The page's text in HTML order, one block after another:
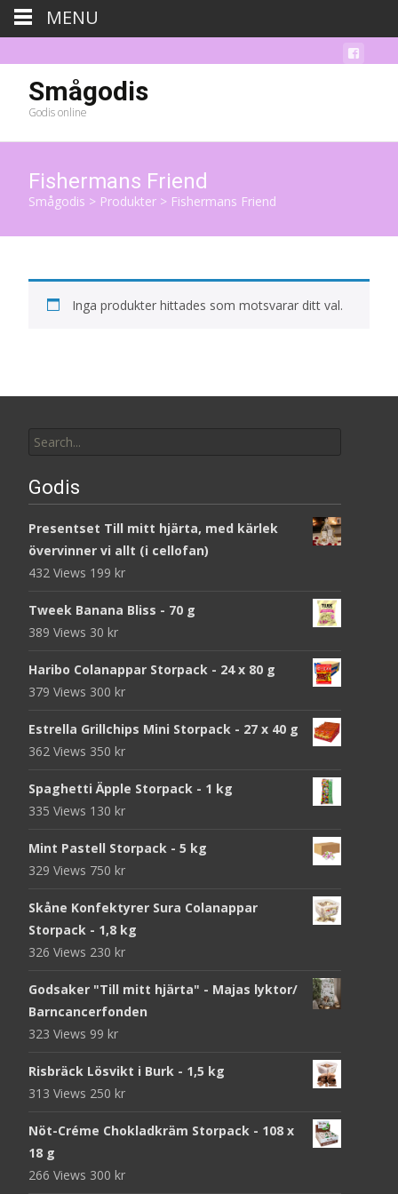
Smågodis
Godis online
Fishermans Friend
Smågodis > Produkter > Fishermans Friend
Inga produkter hittades som motsvarar ditt val.
for:
Godis
Presentset Till mitt hjärta, med kärlek
övervinner vi allt (i cellofan)
432 Views 199 kr
Tweek Banana Bliss - 70 g
389 Views 30 kr
Haribo Colanappar Storpack - 24 x 80 g
379 Views 300 kr
Estrella Grillchips Mini Storpack - 27 x 40 g
362 Views 350 kr
Spaghetti Äpple Storpack - 1 kg
335 Views 130 kr
Mint Pastell Storpack - 5 kg
329 Views 750 kr
Skåne Konfektyrer Sura Colanappar
Storpack - 1,8 kg
326 Views 230 kr
Godsaker "Till mitt hjärta" - Majas lyktor/
Barncancerfonden
323 Views 99 kr
Risbräck Lösvikt i Burk - 1,5 kg
313 Views 250 kr
Nöt-Créme Chokladkräm Storpack - 108 x
18 g
266 Views 300 kr
MENU